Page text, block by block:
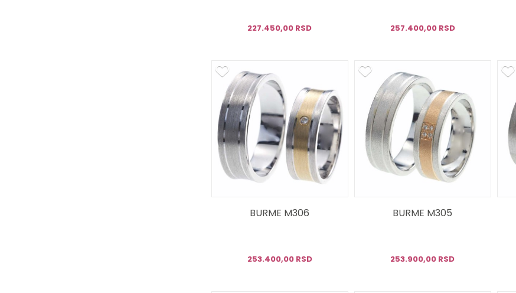
227.450,00 RSD 257.400,00 RSD
BURME M306
253.400,00 RSD
BURME M305
253.900,00 RSD